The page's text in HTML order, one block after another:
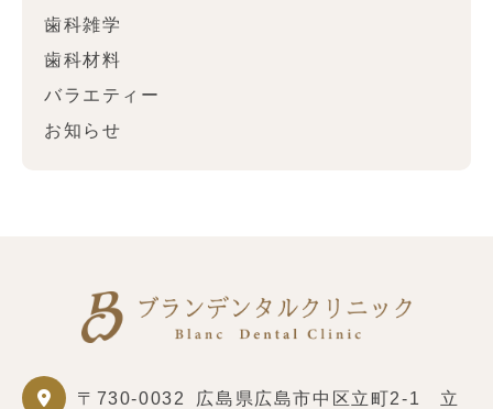
歯科雑学
歯科材料
バラエティー
お知らせ
〒730-0032
広島県広島市中区立町2-1 立